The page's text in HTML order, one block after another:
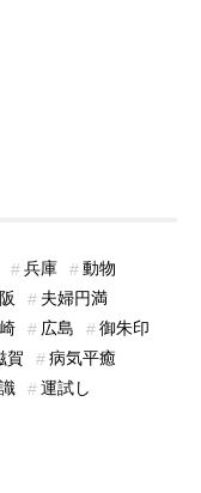
兵庫
動物
夫婦円満
広島
御朱印
賀
病気平癒
運試し